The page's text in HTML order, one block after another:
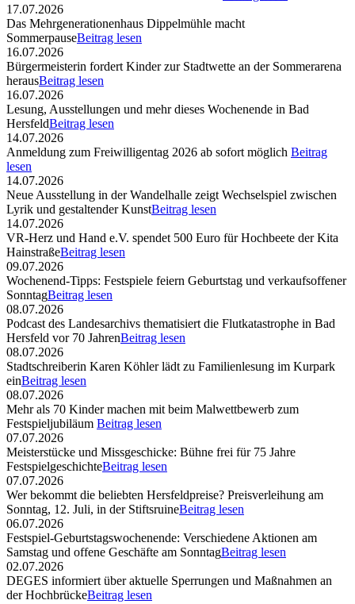
17.07.2026
Das Mehrgenerationenhaus Dippelmühle macht
SommerpauseBeitrag lesen
16.07.2026
Bürgermeisterin fordert Kinder zur Stadtwette an der Sommerarena
herausBeitrag lesen
16.07.2026
Lesung, Ausstellungen und mehr dieses Wochenende in Bad
HersfeldBeitrag lesen
14.07.2026
Anmeldung zum Freiwilligentag 2026 ab sofort möglich Beitrag
lesen
14.07.2026
Neue Ausstellung in der Wandelhalle zeigt Wechselspiel zwischen
Lyrik und gestaltender KunstBeitrag lesen
14.07.2026
VR-Herz und Hand e.V. spendet 500 Euro für Hochbeete der Kita
HainstraßeBeitrag lesen
09.07.2026
Wochenend-Tipps: Festspiele feiern Geburtstag und verkaufsoffener
SonntagBeitrag lesen
08.07.2026
Podcast des Landesarchivs thematisiert die Flutkatastrophe in Bad
Hersfeld vor 70 JahrenBeitrag lesen
08.07.2026
Stadtschreiberin Karen Köhler lädt zu Familienlesung im Kurpark
einBeitrag lesen
08.07.2026
Mehr als 70 Kinder machen mit beim Malwettbewerb zum
Festspieljubiläum Beitrag lesen
07.07.2026
Meisterstücke und Missgeschicke: Bühne frei für 75 Jahre
FestspielgeschichteBeitrag lesen
07.07.2026
Wer bekommt die beliebten Hersfeldpreise? Preisverleihung am
Sonntag, 12. Juli, in der StiftsruineBeitrag lesen
06.07.2026
Festspiel-Geburtstagswochenende: Verschiedene Aktionen am
Samstag und offene Geschäfte am SonntagBeitrag lesen
02.07.2026
DEGES informiert über aktuelle Sperrungen und Maßnahmen an
der HochbrückeBeitrag lesen